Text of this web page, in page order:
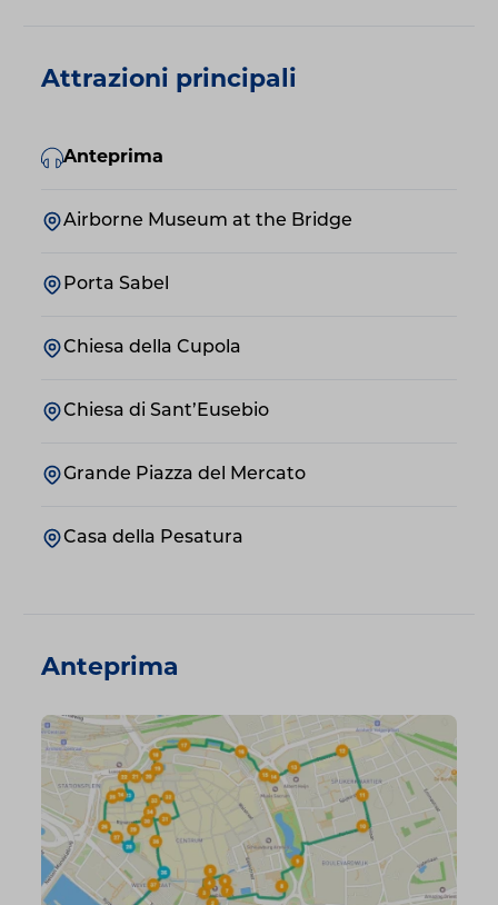
Attrazioni principali
Anteprima
Airborne Museum at the Bridge
Porta Sabel
Chiesa della Cupola
Chiesa di Sant’Eusebio
Grande Piazza del Mercato
Casa della Pesatura
Anteprima